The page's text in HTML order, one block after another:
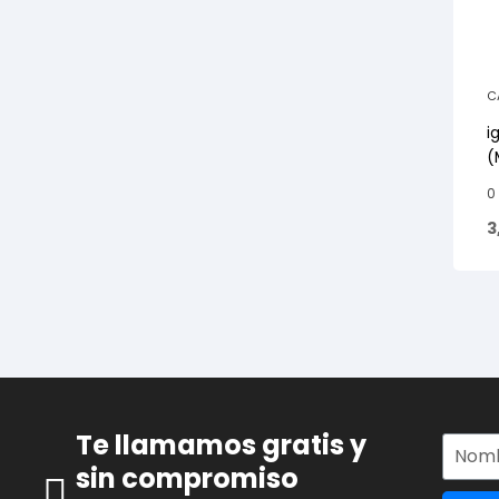
0
Te llamamos gratis y
sin compromiso